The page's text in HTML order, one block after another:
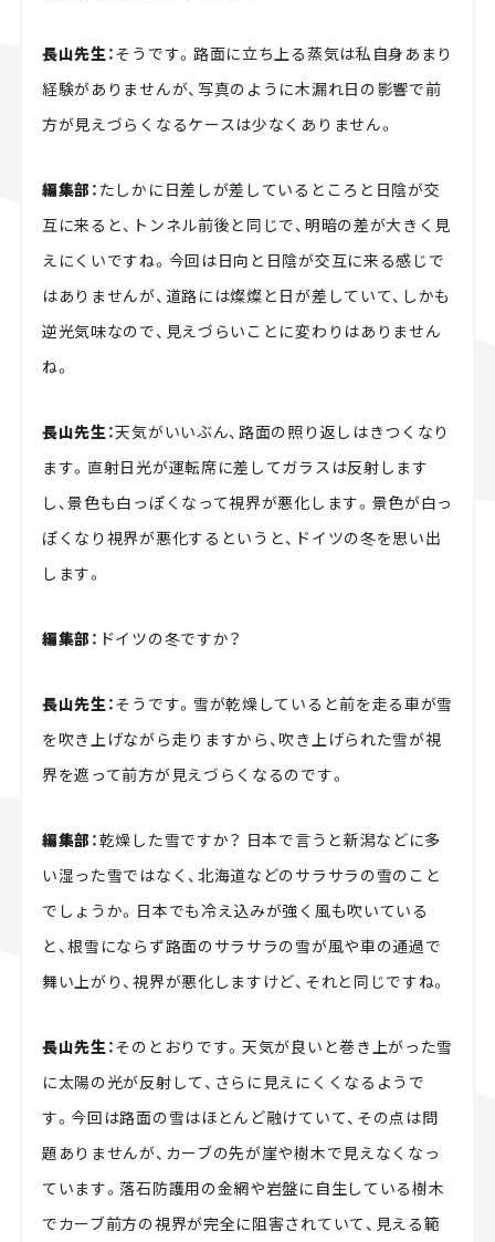
長山先生：そうです。路面に立ち上る蒸気は私自身あまり
経験がありませんが、写真のように木漏れ日の影響で前
方が見えづらくなるケースは少なくありません。
編集部： たしかに日差しが差しているところと日陰が交
互に来ると、トンネル前後と同じで、明暗の差が大きく見
えにくいですね。今回は日向と日陰が交互に来る感じで
はありませんが、道路には燦燦と日が差していて、しかも
逆光気味なので、見えづらいことに変わりはありません
ね。
長山先生：天気がいいぶん、路面の照り返しはきつくなり
ます。直射日光が運転席に差してガラスは反射します
し、景色も白っぽくなって視界が悪化します。景色が白っ
ぽくなり視界が悪化するというと、ドイツの冬を思い出
します。
編集部： ドイツの冬ですか？
長山先生：そうです。雪が乾燥していると前を走る車が雪
を吹き上げながら走りますから、吹き上げられた雪が視
界を遮って前方が見えづらくなるのです。
編集部：乾燥した雪ですか？ 日本で言うと新潟などに多
い湿った雪ではなく、北海道などのサラサラの雪のこと
でしょうか。日本でも冷え込みが強く風も吹いている
と、根雪にならず路面のサラサラの雪が風や車の通過で
舞い上がり、視界が悪化しますけど、それと同じですね。
長山先生：そのとおりです。天気が良いと巻き上がった雪
に太陽の光が反射して、さらに見えにくくなるようで
す。今回は路面の雪はほとんど融けていて、その点は問
題ありませんが、カーブの先が崖や樹木で見えなくなっ
ています。落石防護用の金網や岩盤に自生している樹木
でカーブ前方の視界が完全に阻害されていて、見える範